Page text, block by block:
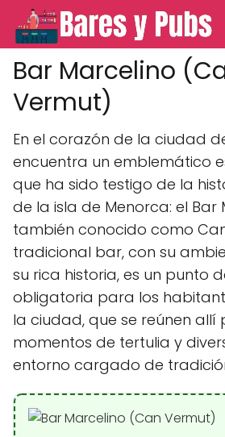
Bar Marcelino
Vermut)
En el corazón de la ciudad
encuentra un emblemático
que ha sido testigo de la
de la isla de Menorca: el Bar
también conocido como
tradicional bar, con su
su rica historia, es un punto
obligatoria para los
la ciudad, que se reúnen
momentos de tertulia y
entorno cargado de